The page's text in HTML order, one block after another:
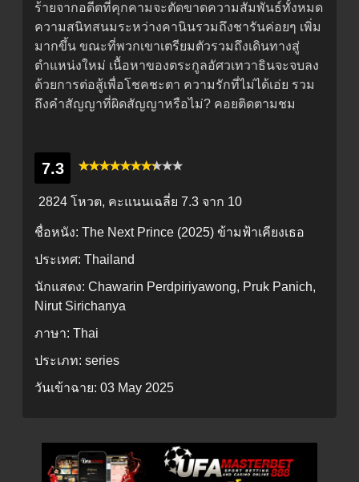
ร้ายจากอดีตที่คุกคามจะตัดขาดความสัมพันธ์ทั้งหมด
ความสนิทสนมระหว่างคานินรวมถึงชารันค่อยๆ เพิ่ม
มากขึ้น ขณะที่พวกเขาเตรียมตัวรวมถึงเดินทางสู่
ตำแหน่งใหม่ เนื้อหาของตระกูลอัศวเทวาธินจะจบลง
ด้วยการต่อสู้เพื่อโชคชะตา ความรักที่ไม่ได้เอ่ย รวม
ถึงคำสัญญาที่ผิดสัญญาหรือไม่? คอยติดตามชม
7.3
2824 โหวต, คะแนนเฉลี่ย 7.3 จาก 10
ชื่อหนัง: The Next Prince (2025) ข้ามฟ้าเคียงเธอ
ประเทศ: Thailand
นักแสดง: Chawarin Perdpiriyawong, Pruk Panich,
Nirut Sirichanya
ภาษา: Thai
ประเภท: series
วันเข้าฉาย: 03 May 2025